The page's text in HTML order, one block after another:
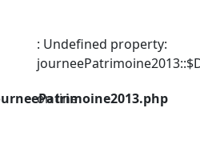
: Undefined property:
on line